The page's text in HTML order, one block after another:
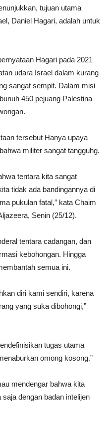
tujuan utama
Daniel Hagari, adalah untuk
Hagari pada 2021
udara Israel dalam kurang
sangat sempit. Dalam misi
450 pejuang Palestina
tersebut Hanya upaya
militer sangat tangguhg.
tentara kita sangat
tidak ada bandingannya di
pukulan fatal,” kata Chaim
Senin (25/12).
tentara cadangan, dan
kebohongan. Hingga
semua ini.
diri kami sendiri, karena
yang suka dibohongi,”
tugas utama
omong kosong.”
mendengar bahwa kita
dengan badan intelijen